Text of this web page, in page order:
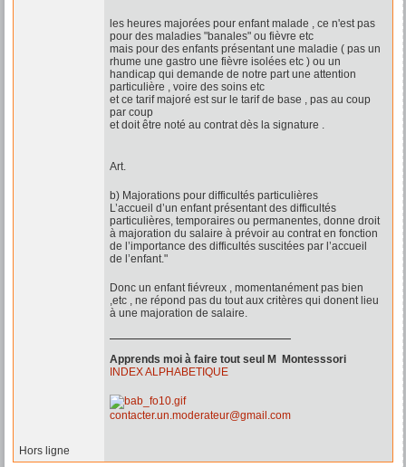
les heures majorées pour enfant malade , ce n'est pas
pour des maladies "banales" ou fièvre etc
mais pour des enfants présentant une maladie ( pas un
rhume une gastro une fièvre isolées etc ) ou un
handicap qui demande de notre part une attention
particulière , voire des soins etc
et ce tarif majoré est sur le tarif de base , pas au coup
par coup
et doit être noté au contrat dès la signature .
Art.
b) Majorations pour difficultés particulières
L’accueil d’un enfant présentant des difficultés
particulières, temporaires ou permanentes, donne droit
à majoration du salaire à prévoir au contrat en fonction
de l’importance des difficultés suscitées par l’accueil
de l’enfant."
Donc un enfant fiévreux , momentanément pas bien
,etc , ne répond pas du tout aux critères qui donent lieu
à une majoration de salaire.
Apprends moi à faire tout seul M Montesssori
INDEX ALPHABETIQUE
contacter.un.moderateur@gmail.com
Hors ligne